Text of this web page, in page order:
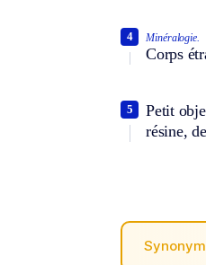
Minéralogie.
Corps
4
Petit
résine,
5